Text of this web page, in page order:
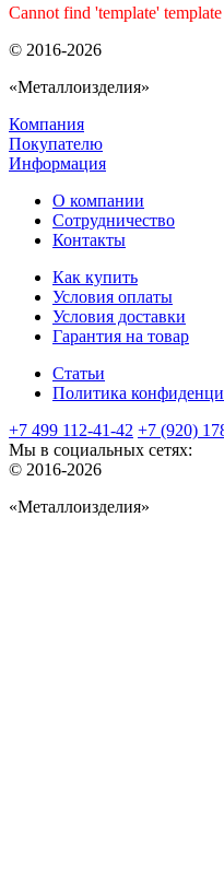
Cannot find 'template'
© 2016-2026
«Металлоизделия»
Компания
Покупателю
Информация
О компании
Сотрудничество
Контакты
Как купить
Условия оплаты
Условия доставки
Гарантия на товар
Статьи
Политика
+7 499 112-41-42 +7 (920)
Мы в социальных сетях:
© 2016-2026
«Металлоизделия»